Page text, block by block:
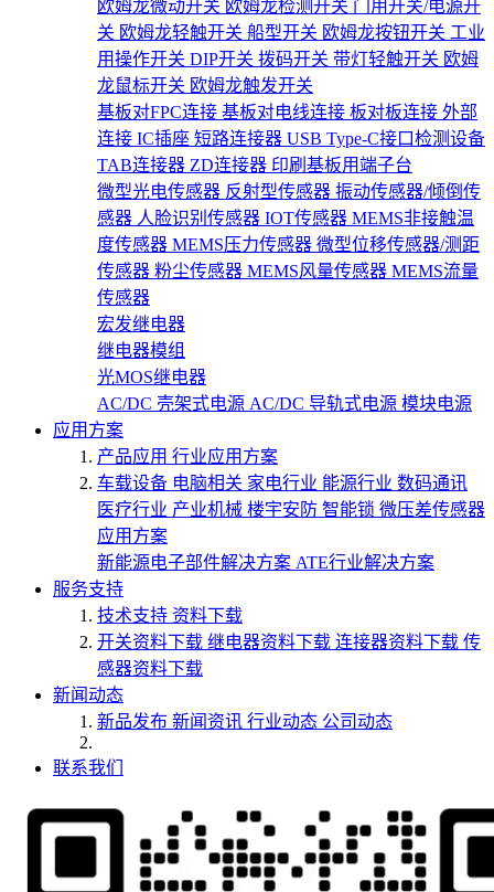
欧姆龙微动开关 欧姆龙检测开关 门用开关/电源开
关 欧姆龙轻触开关 船型开关 欧姆龙按钮开关 工业
用操作开关 DIP开关 拨码开关 带灯轻触开关 欧姆
龙鼠标开关 欧姆龙触发开关
基板对FPC连接 基板对电线连接 板对板连接 外部
连接 IC插座 短路连接器 USB Type-C接口检测设备
TAB连接器 ZD连接器 印刷基板用端子台
微型光电传感器 反射型传感器 振动传感器/倾倒传
感器 人脸识别传感器 IOT传感器 MEMS非接触温
度传感器 MEMS压力传感器 微型位移传感器/测距
传感器 粉尘传感器 MEMS风量传感器 MEMS流量
传感器
宏发继电器
继电器模组
光MOS继电器
AC/DC 壳架式电源 AC/DC 导轨式电源 模块电源
应用方案
产品应用 行业应用方案
车载设备 电脑相关 家电行业 能源行业 数码通讯
医疗行业 产业机械 楼宇安防 智能锁 微压差传感器
应用方案
新能源电子部件解决方案 ATE行业解决方案
服务支持
技术支持 资料下载
开关资料下载 继电器资料下载 连接器资料下载 传
感器资料下载
新闻动态
新品发布 新闻资讯 行业动态 公司动态
联系我们